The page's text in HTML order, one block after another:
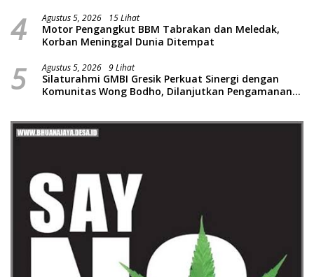
4 Agustus 5, 2026 15 Lihat
Motor Pengangkut BBM Tabrakan dan Meledak,
Korban Meninggal Dunia Ditempat
5 Agustus 5, 2026 9 Lihat
Silaturahmi GMBI Gresik Perkuat Sinergi dengan
Komunitas Wong Bodho, Dilanjutkan Pengamanan